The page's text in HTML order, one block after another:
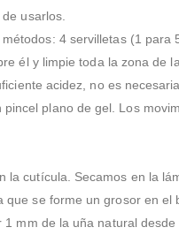
usarlos.
4 servilletas (1
él y limpie toda la zona de
acidez, no es necesaria.
plano de gel. Los
cutícula. Secamos en la
se forme un grosor en
mm de la uña natural